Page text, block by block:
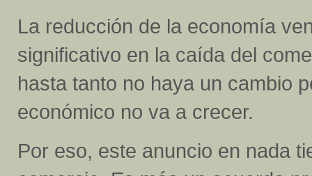
La reducción de la economía
significativo en la caída del
hasta tanto no haya un cambio
económico no va a crecer.
Por eso, este anuncio en nada